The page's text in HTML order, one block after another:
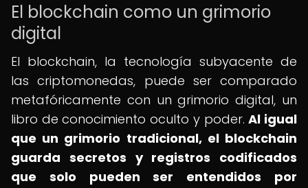
El blockchain como un grimorio
digital
El blockchain, la tecnología subyacente de
las criptomonedas, puede ser comparado
metafóricamente con un grimorio digital, un
libro de conocimiento oculto y poder.Al igual
que un grimorio tradicional, el blockchain
guarda secretos y registros codificados
que solo pueden ser entendidos por